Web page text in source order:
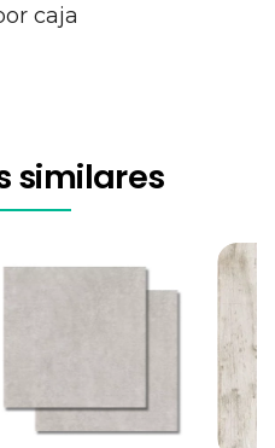
caja
similares